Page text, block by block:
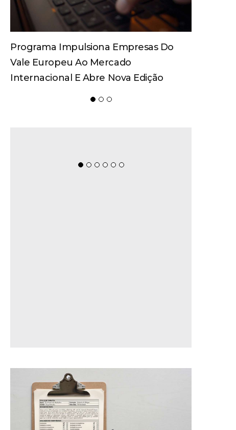
Spaten Tisch Chega À Oktoberfest De
Blumenau Para Celebrar O Ritual Da
Cerveja E Dos Encontros